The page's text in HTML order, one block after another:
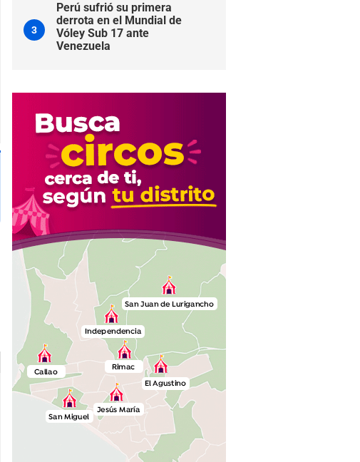
3
Perú sufrió su primera
derrota en el Mundial de
Vóley Sub 17 ante
Venezuela